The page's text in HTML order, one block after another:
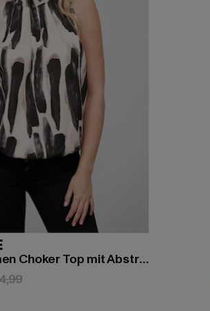
Cloud5ive Damen Choker Top mit Abstrakt Print
16,99
Aktionspreis: EUR 24,99